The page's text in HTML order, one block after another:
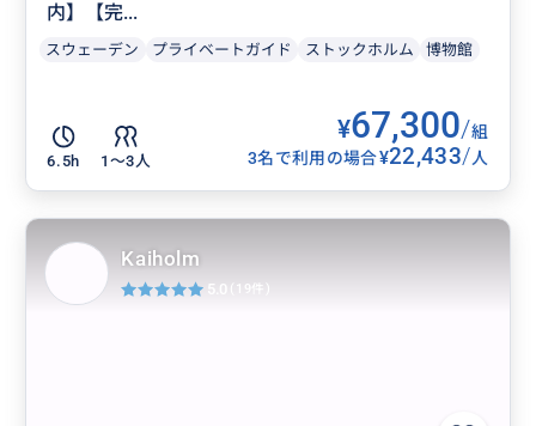
内】【完...
スウェーデン プライベートガイド ストックホルム 博物館
6.5h 1〜3人
¥67,300/組
3名で利用の場合¥22,433/人
Kaiholm
5.0 (19件)